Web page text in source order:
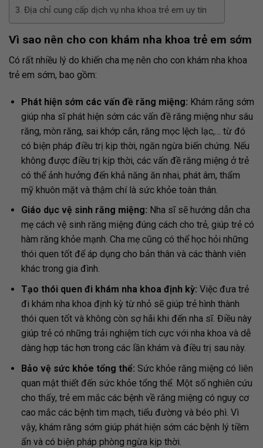
Địa chỉ cung cấp dịch vụ nha khoa trẻ em uy tín
Vì sao nên cho con khám nha khoa trẻ em sớm
Có rất nhiều lý do khiến cha mẹ nên cho con khám nha khoa
trẻ em sớm, bao gồm:
Phát hiện sớm các vấn đề răng miệng: Khám răng sớm
giúp nha sĩ phát hiện sớm các vấn đề răng miệng như sâu
răng, mòn răng, sai khớp cắn, răng mọc lệch lạc,… từ đó
có biện pháp điều trị kịp thời, ngăn ngừa biến chứng. Nếu
không được điều trị kịp thời, các vấn đề răng miệng ở trẻ
có thể ảnh hưởng đến khả năng ăn nhai, phát âm, thẩm
mỹ khuôn mặt và thậm chí là sức khỏe toàn thân.
Giáo dục vệ sinh răng miệng: Nha sĩ sẽ hướng dẫn cha
mẹ cách vệ sinh răng miệng đúng cách cho trẻ, giúp trẻ có
hàm răng khỏe mạnh. Cha mẹ cũng có thể học hỏi những
thói quen tốt để áp dụng cho bản thân và các thành viên
khác trong gia đình.
Tạo thói quen đi khám nha khoa định kỳ: Việc đưa trẻ
đi khám nha khoa định kỳ từ nhỏ sẽ giúp trẻ hình thành
thói quen tốt và không còn sợ hãi khi đến nha sĩ. Điều này
giúp trẻ có những trải nghiệm tích cực với nha khoa và dễ
dàng hợp tác hơn trong các lần khám và điều trị sau này.
Bảo vệ sức khỏe tổng thể: Sức khỏe răng miệng có liên
quan mật thiết đến sức khỏe tổng thể. Một số nghiên cứu
cho thấy, trẻ em mắc các bệnh về răng miệng có nguy cơ
cao mắc các bệnh tim mạch, tiểu đường và béo phì. Vì
vậy, khám răng sớm giúp phát hiện sớm các bệnh lý tiềm
ẩn và có biện pháp phòng ngừa kịp thời.